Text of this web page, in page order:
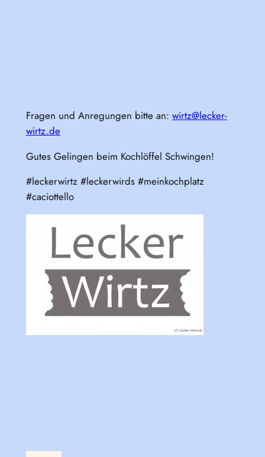
Fragen und Anregungen bitte an: wirtz@lecker-
wirtz.de
Gutes Gelingen beim Kochlöffel Schwingen!
#leckerwirtz #leckerwirds #meinkochplatz
#caciottello